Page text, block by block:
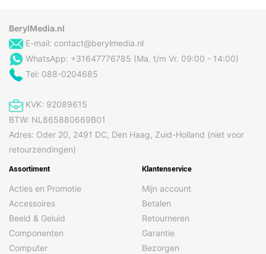
BerylMedia.nl
E-mail: contact@berylmedia.nl
WhatsApp: +31647776785 (Ma. t/m Vr. 09:00 - 14:00)
Tel: 088-0204685
KVK: 92089615
BTW: NL865880669B01
Adres: Oder 20, 2491 DC, Den Haag, Zuid-Holland (niet voor
retourzendingen)
Assortiment
Acties en Promotie
Accessoires
Beeld & Geluid
Componenten
Computer
Klantenservice
Mijn account
Betalen
Retourneren
Garantie
Bezorgen